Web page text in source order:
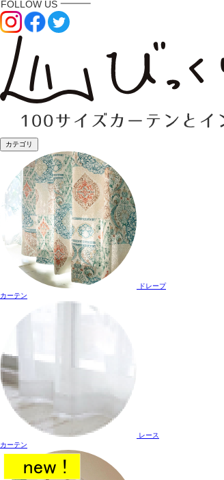
カテゴリ
ドレープ
カーテン
レース
カーテン